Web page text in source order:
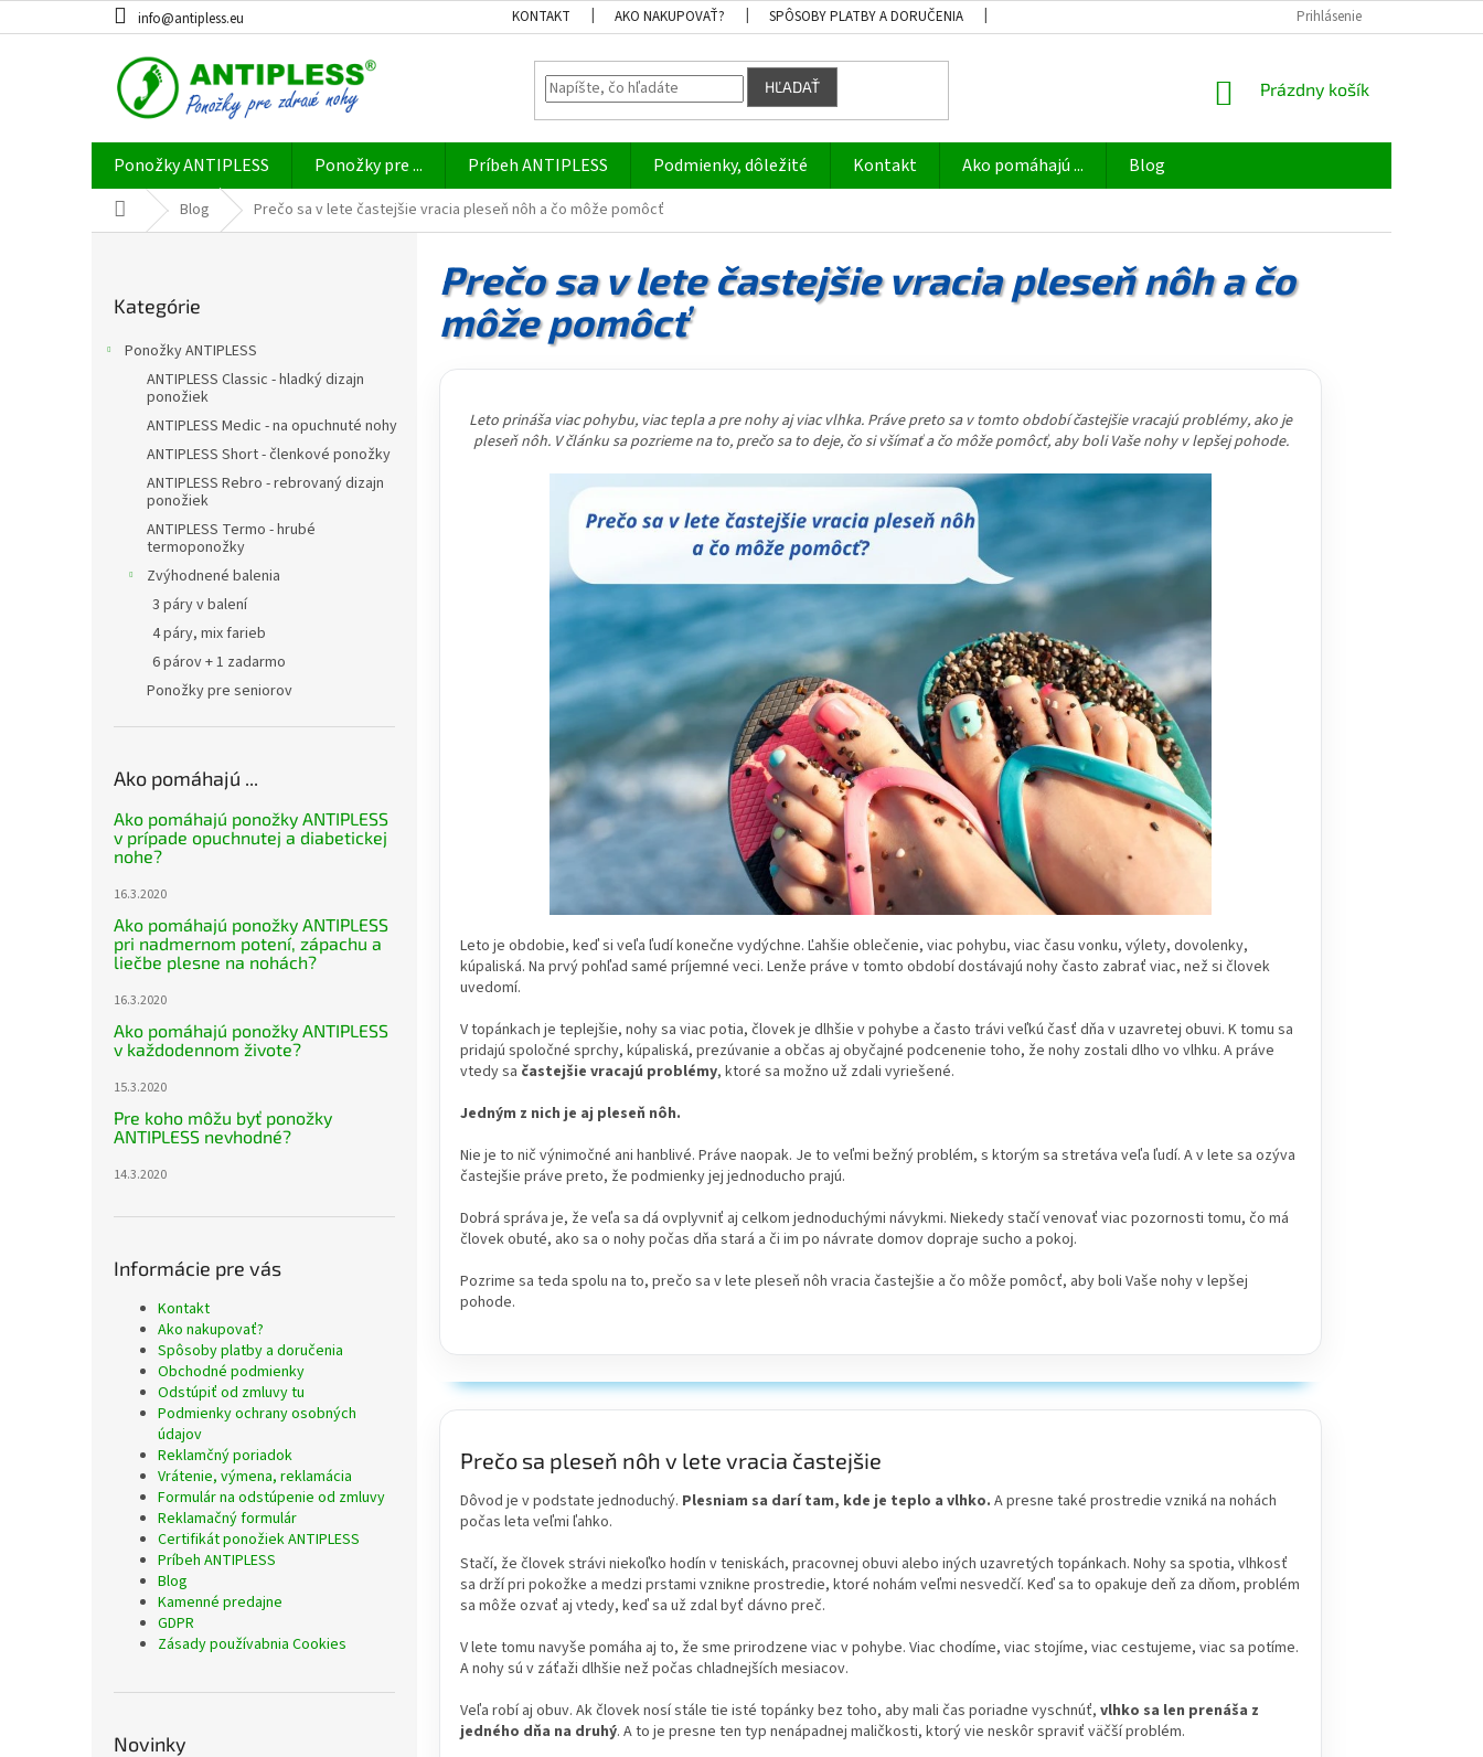
na
info@antipless.eu KONTAKT AKO NAKUPOVAŤ? SPÔSOBY PLATBY A DORUČENIA ODSTÚPIŤ OD ZMLUVY TU
Prihlásenie
HĽADAŤ
NÁKUPNÝ
Prázdny košík
Ponožky ANTIPLESS Ponožky pre ... Príbeh ANTIPLESS Podmienky, dôležité Kontakt Ako pomáhajú ... Blog
DomovBlog Prečo sa v lete častejšie vracia pleseň nôh a čo môže pomôcť
kategórie
Kategórie
Ponožky ANTIPLESS
ANTIPLESS Classic - hladký dizajn
ponožiek
ANTIPLESS Medic - na opuchnuté nohy
ANTIPLESS Short - členkové ponožky
ANTIPLESS Rebro - rebrovaný dizajn
ponožiek
ANTIPLESS Termo - hrubé
termoponožky
Zvýhodnené balenia
3 páry v balení
4 páry, mix farieb
6 párov + 1 zadarmo
Ponožky pre seniorov
Ako pomáhajú ...
Ako pomáhajú ponožky ANTIPLESS
v prípade opuchnutej a diabetickej
nohe?
16.3.2020
Ako pomáhajú ponožky ANTIPLESS
pri nadmernom potení, zápachu a
liečbe plesne na nohách?
16.3.2020
Ako pomáhajú ponožky ANTIPLESS
v každodennom živote?
15.3.2020
Pre koho môžu byť ponožky
ANTIPLESS nevhodné?
14.3.2020
Informácie pre vás
Kontakt
Ako nakupovať?
Spôsoby platby a doručenia
Obchodné podmienky
Odstúpiť od zmluvy tu
Podmienky ochrany osobných
údajov
Reklamčný poriadok
Vrátenie, výmena, reklamácia
Formulár na odstúpenie od zmluvy
Reklamačný formulár
Certifikát ponožiek ANTIPLESS
Príbeh ANTIPLESS
Blog
Kamenné predajne
GDPR
Zásady používabnia Cookies
Novinky
Prečo sa v lete častejšie vracia pleseň nôh a čo
môže pomôcť
Leto prináša viac pohybu, viac tepla a pre nohy aj viac vlhka. Práve preto sa v tomto období častejšie vracajú problémy, ako je
pleseň nôh. V článku sa pozrieme na to, prečo sa to deje, čo si všímať a čo môže pomôcť, aby boli Vaše nohy v lepšej pohode.
Leto je obdobie, keď si veľa ľudí konečne vydýchne. Ľahšie oblečenie, viac pohybu, viac času vonku, výlety, dovolenky,
kúpaliská. Na prvý pohľad samé príjemné veci. Lenže práve v tomto období dostávajú nohy často zabrať viac, než si človek
uvedomí.
V topánkach je teplejšie, nohy sa viac potia, človek je dlhšie v pohybe a často trávi veľkú časť dňa v uzavretej obuvi. K tomu sa
pridajú spoločné sprchy, kúpaliská, prezúvanie a občas aj obyčajné podcenenie toho, že nohy zostali dlho vo vlhku. A práve
vtedy sa častejšie vracajú problémy, ktoré sa možno už zdali vyriešené.
Jedným z nich je aj pleseň nôh.
Nie je to nič výnimočné ani hanblivé. Práve naopak. Je to veľmi bežný problém, s ktorým sa stretáva veľa ľudí. A v lete sa ozýva
častejšie práve preto, že podmienky jej jednoducho prajú.
Dobrá správa je, že veľa sa dá ovplyvniť aj celkom jednoduchými návykmi. Niekedy stačí venovať viac pozornosti tomu, čo má
človek obuté, ako sa o nohy počas dňa stará a či im po návrate domov dopraje sucho a pokoj.
Pozrime sa teda spolu na to, prečo sa v lete pleseň nôh vracia častejšie a čo môže pomôcť, aby boli Vaše nohy v lepšej
pohode.
Prečo sa pleseň nôh v lete vracia častejšie
Dôvod je v podstate jednoduchý. Plesniam sa darí tam, kde je teplo a vlhko. A presne také prostredie vzniká na nohách
počas leta veľmi ľahko.
Stačí, že človek strávi niekoľko hodín v teniskách, pracovnej obuvi alebo iných uzavretých topánkach. Nohy sa spotia, vlhkosť
sa drží pri pokožke a medzi prstami vznikne prostredie, ktoré nohám veľmi nesvedčí. Keď sa to opakuje deň za dňom, problém
sa môže ozvať aj vtedy, keď sa už zdal byť dávno preč.
V lete tomu navyše pomáha aj to, že sme prirodzene viac v pohybe. Viac chodíme, viac stojíme, viac cestujeme, viac sa potíme.
A nohy sú v záťaži dlhšie než počas chladnejších mesiacov.
Veľa robí aj obuv. Ak človek nosí stále tie isté topánky bez toho, aby mali čas poriadne vyschnúť, vlhko sa len prenáša z
jedného dňa na druhý. A to je presne ten typ nenápadnej maličkosti, ktorý vie neskôr spraviť väčší problém.